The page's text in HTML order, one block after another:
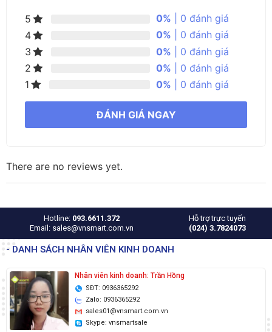
5 0% | 0 đánh giá
4
0% | 0 đánh giá
3
0% | 0 đánh giá
2
0% | 0 đánh giá
1
0% | 0 đánh giá
ĐÁNH GIÁ NGAY
There are no reviews yet.
Hotline: 093.6611.372
Email: sales@vnsmart.com.vn
Hỗ trợ trực tuyến
(024) 3.7824073
- DANH SÁCH NHÂN VIÊN KINH DOANH
Nhân viên kinh doanh: Trần Hồng
SĐT: 0936365292
Zalo: 0936365292
sales01@vnsmart.com.vn
Skype: vnsmartsale